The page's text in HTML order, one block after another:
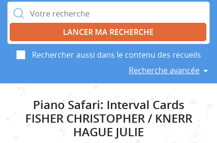
Rechercher :
Rechercher aussi dans le contenu des recueils
Recherche avancée
Piano Safari: Interval Cards
FISHER CHRISTOPHER / KNERR
HAGUE JULIE